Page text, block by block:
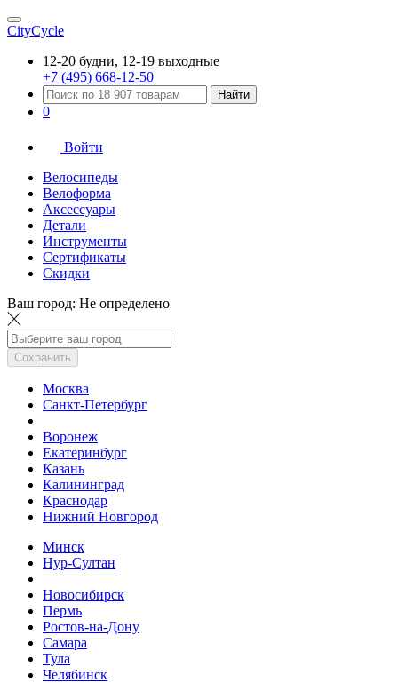
CityCycle
12-20 будни, 12-19 выходные
+7 (495) 668-12-50
Найти
0
Войти
Велосипеды
Велоформа
Аксессуары
Детали
Инструменты
Сертификаты
Скидки
Ваш город: Не определено
Сохранить
Москва
Санкт-Петербург
Воронеж
Екатеринбург
Казань
Калининград
Краснодар
Нижний Новгород
Минск
Нур-Султан
Новосибирск
Пермь
Ростов-на-Дону
Самара
Тула
Челябинск